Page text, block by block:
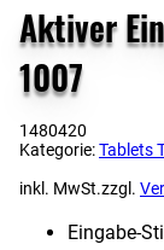
Aktiver
1007
1480420
Kategorie:Tablets
inkl. MwSt.zzgl.
Eingabe-